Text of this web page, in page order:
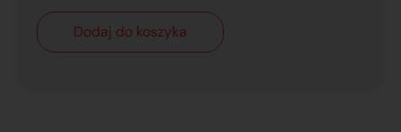
Dodaj do koszyka